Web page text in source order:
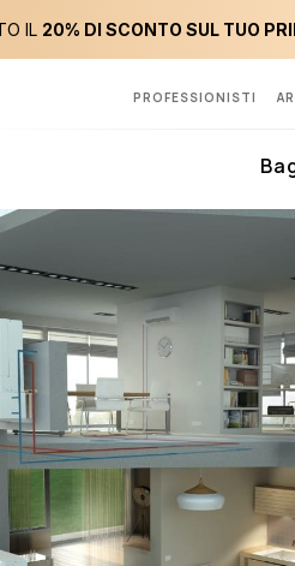
IL 20% DI SCONTO SUL TUO
PROFESSIONISTI